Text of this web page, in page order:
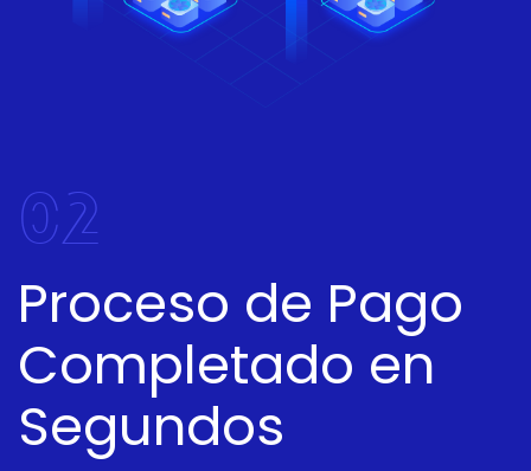
02
Proceso de Pago
Completado en
Segundos